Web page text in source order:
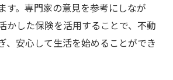
す。専門家の意見を参考にしなが
かした保険を活用することで、不動
、安心して生活を始めることができ